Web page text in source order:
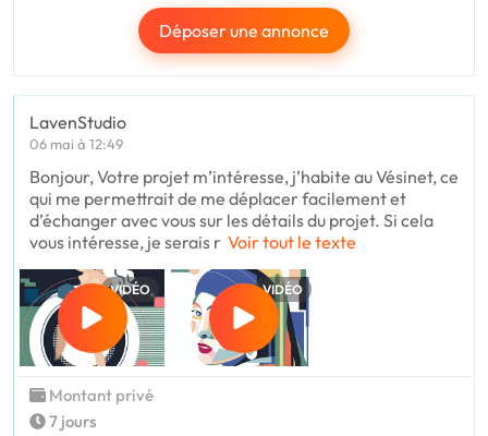
Déposer une annonce
LavenStudio
06 mai à 12:49
Bonjour, Votre projet m’intéresse, j’habite au Vésinet, ce
qui me permettrait de me déplacer facilement et
d’échanger avec vous sur les détails du projet. Si cela
vous intéresse, je serais r Voir tout le texte
VIDÉO VIDÉO
Montant privé
7 jours